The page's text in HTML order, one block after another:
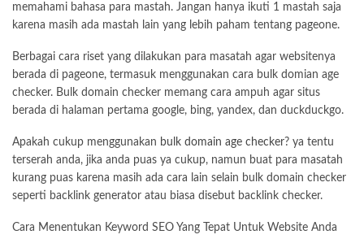
memahami bahasa para mastah. Jangan hanya ikuti 1 mastah saja
karena masih ada mastah lain yang lebih paham tentang pageone.
Berbagai cara riset yang dilakukan para masatah agar websitenya
berada di pageone, termasuk menggunakan cara bulk domian age
checker. Bulk domain checker memang cara ampuh agar situs
berada di halaman pertama google, bing, yandex, dan duckduckgo.
Apakah cukup menggunakan bulk domain age checker? ya tentu
terserah anda, jika anda puas ya cukup, namun buat para masatah
kurang puas karena masih ada cara lain selain bulk domain checker
seperti backlink generator atau biasa disebut backlink checker.
Cara Menentukan Keyword SEO Yang Tepat Untuk Website Anda